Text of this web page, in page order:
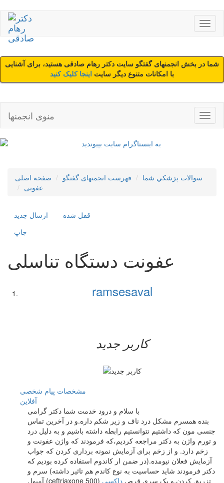
شما در بخش انجمنهای گفتگو سایت دکتر رهام صادقی هستید، برای آشنایی
با امکانات متنوع دیگر سایت اینجا کلیک کنید
منوی انجمنها
صفحه اصلی فهرست انجمنهای گفتگو
سوالات پزشکي شما
عفونی
ارسال جديد
قفل شده
چاپ
عفونت دستگاه تناسلی
ramsesaval
کاربر جدید
مشخصات پیام شخصی
آفلاين
با سلام و درود خدمت شما دکتر گرامی
بنده همسرم مشکل درد ناف و زیر شکم داره.و در آخرین تماس
جنسی مون که داشتیم نتوانستیم رابطه داشته باشیم و به دلیل درد
و تورم واژن به دکتر مراجعه کردیم،که فرمودند که واژن عفونت و
زخم دارد. و از زخم برای آزمایش نمونه برداری کردن که جواب
آزمایش فعلان نیومده.(در ضمن ار کاندوم استفاده کرده بودیم که
دکتر فرمودند شاید حساسیت به نوع کاندم هم تاثیر داشته) سرم و
آمپول (ceftriaxone 500) تزریق کردن.و یک سری قرص داکسی